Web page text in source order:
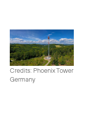
Credits: Phoenix Tower
Germany